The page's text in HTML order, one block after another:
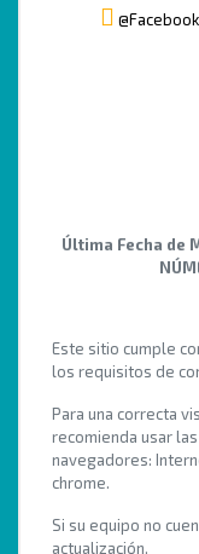
@Facebook
Última Fecha de
Este sitio cumple
los requisitos de
Para una correcta
recomienda usar
navegadores:
chrome.
Si su equipo no
actualización.